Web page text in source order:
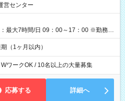
験 7:00～13:30（休憩なし） 時給1,300
時間＝日収8,400円＋交通費 【試用期
営センター
最大7時間/日 09：00～17：00 ※勤務時
ります。
（1ヶ月以内）
ワークOK / 10名以上の大量募集
応募する 詳細へ